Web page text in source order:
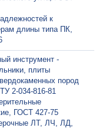
к
длины типа ПК,
инструмент -
плиты
пород
2-034-816-81
ГОСТ 427-75
ЛТ, ЛЧ, ЛД,